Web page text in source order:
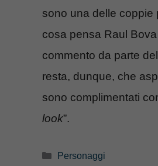
sono una delle coppie
cosa pensa Raul
commento da parte
resta, dunque, che
sono complimentati
look”.
Categorie
Personaggi